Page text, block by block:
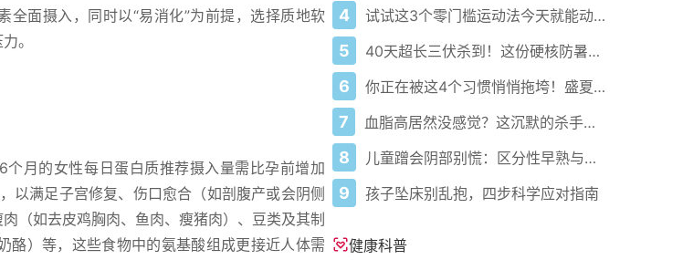
全面摄入，同时以“易消化”为前提，选择质地软
。
月的女性每日蛋白质推荐摄入量需比孕前增加
满足子宫修复、伤口愈合（如剖腹产或会阴侧
（如去皮鸡胸肉、鱼肉、瘦猪肉）、豆类及其制
酪）等，这些食物中的氨基酸组成更接近人体需
4 试试这3个零门槛运动法今天就能动起来
5 40天超长三伏杀到！这份硬核防暑攻略让你稳过整个夏天
6 你正在被这4个习惯悄悄拖垮！盛夏健康警报已拉响
7 血脂高居然没感觉？这沉默的杀手正悄悄盯上你！
8 儿童蹭会阴部别慌：区分性早熟与擦腿综合征
9 孩子坠床别乱抱，四步科学应对指南
健康科普